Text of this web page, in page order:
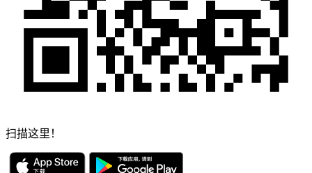
扫描这里！